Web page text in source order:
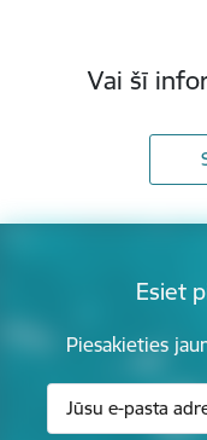
Vai šī
Esiet
Piesakieties